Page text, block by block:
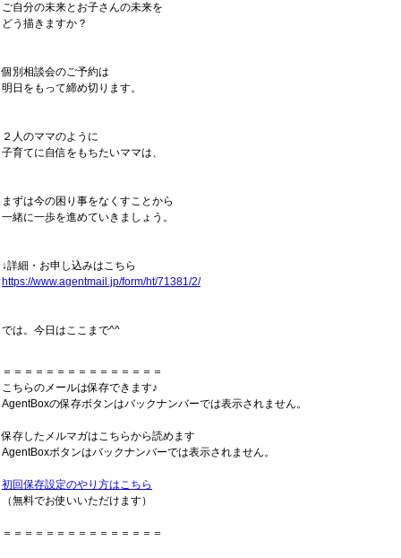
ご自分の未来とお子さんの未来を
どう描きますか？
個別相談会のご予約は
明日をもって締め切ります。
２人のママのように
子育てに自信をもちたいママは、
まずは今の困り事をなくすことから
一緒に一歩を進めていきましょう。
↓詳細・お申し込みはこちら
https://www.agentmail.jp/form/ht/71381/2/
では。今日はここまで^^
＝＝＝＝＝＝＝＝＝＝＝＝＝＝＝
こちらのメールは保存できます♪
AgentBoxの保存ボタンはバックナンバーでは表示されません。
保存したメルマガはこちらから読めます
AgentBoxボタンはバックナンバーでは表示されません。
初回保存設定のやり方はこちら
（無料でお使いいただけます）
＝＝＝＝＝＝＝＝＝＝＝＝＝＝＝